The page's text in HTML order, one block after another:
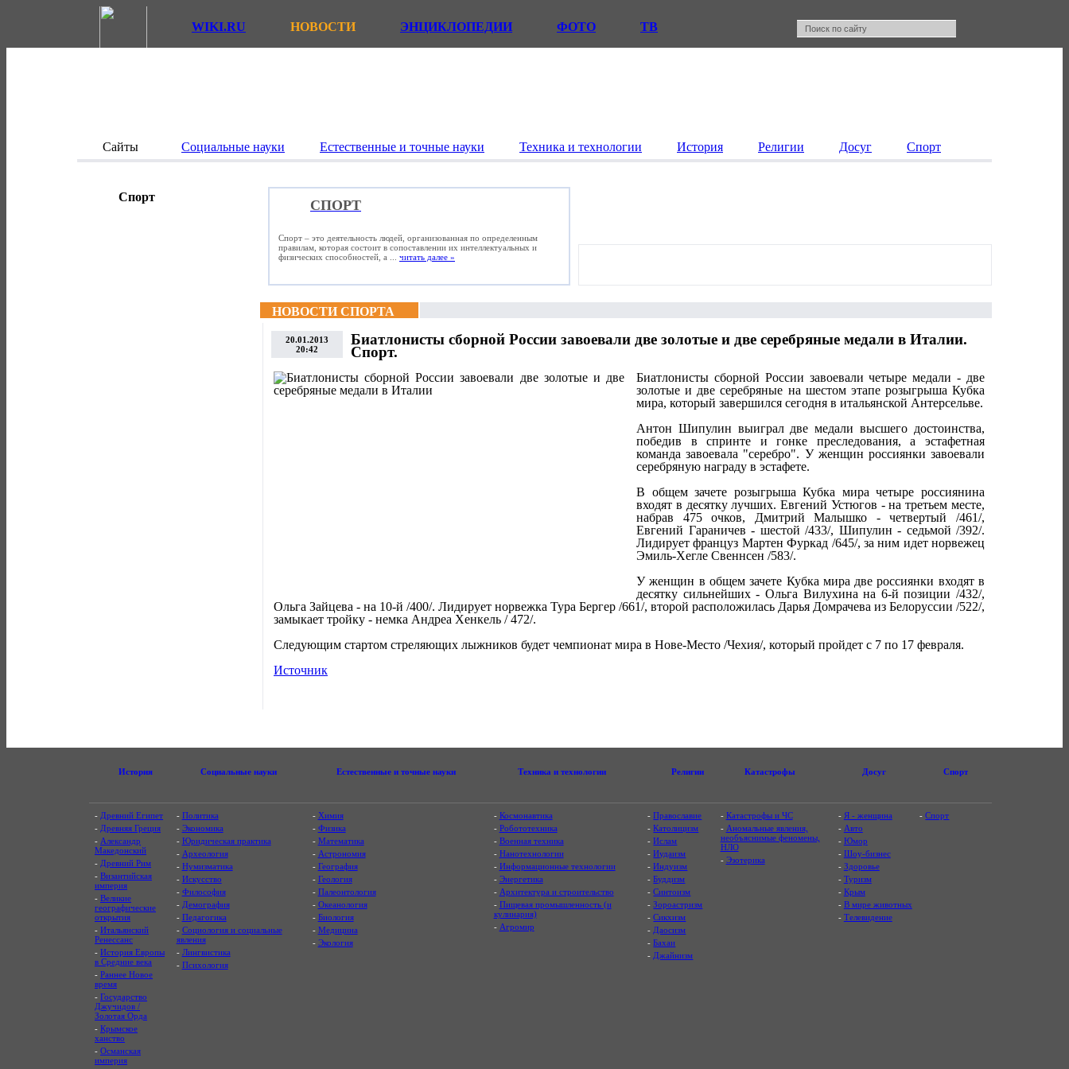
WIKI.RU НОВОСТИ ЭНЦИКЛОПЕДИИ ФОТО ТВ
Сайты Социальные науки Естественные и точные науки Техника и технологии История Религии Досуг Спорт
Спорт
СПОРТ
Спорт – это деятельность людей, организованная по определенным
правилам, которая состоит в сопоставлении их интеллектуальных и
физических способностей, а ... читать далее »
НОВОСТИ СПОРТА
20.01.2013
20:42
Биатлонисты сборной России завоевали две золотые и две серебряные медали в Италии.
Спорт.
Биатлонисты сборной России завоевали четыре медали - две
золотые и две серебряные на шестом этапе розыгрыша Кубка
мира, который завершился сегодня в итальянской Антерсельве.
Антон Шипулин выиграл две медали высшего достоинства,
победив в спринте и гонке преследования, а эстафетная
команда завоевала "серебро". У женщин россиянки завоевали
серебряную награду в эстафете.
В общем зачете розыгрыша Кубка мира четыре россиянина
входят в десятку лучших. Евгений Устюгов - на третьем месте,
набрав 475 очков, Дмитрий Малышко - четвертый /461/,
Евгений Гараничев - шестой /433/, Шипулин - седьмой /392/.
Лидирует француз Мартен Фуркад /645/, за ним идет норвежец
Эмиль-Хегле Свеннсен /583/.
У женщин в общем зачете Кубка мира две россиянки входят в
десятку сильнейших - Ольга Вилухина на 6-й позиции /432/,
Ольга Зайцева - на 10-й /400/. Лидирует норвежка Тура Бергер /661/, второй расположилась Дарья Домрачева из Белоруссии /522/,
замыкает тройку - немка Андреа Хенкель / 472/.
Следующим стартом стреляющих лыжников будет чемпионат мира в Нове-Место /Чехия/, который пройдет с 7 по 17 февраля.
Источник
История Социальные науки Естественные и точные науки Техника и технологии Религии Катастрофы Досуг Спорт
- Древний Египет
- Древняя Греция
- Александр
Македонский
- Древний Рим
- Византийская
империя
- Великие
географические
открытия
- Итальянский
Ренессанс
- История Европы
в Средние века
- Раннее Новое
время
- Государство
Джучидов /
Золотая Орда
- Крымское
ханство
- Османская
империя
- Политика
- Экономика
- Юридическая практика
- Археология
- Нумизматика
- Искусство
- Философия
- Демография
- Педагогика
- Социология и социальные
явления
- Лингвистика
- Психология
- Химия
- Физика
- Математика
- Астрономия
- География
- Геология
- Палеонтология
- Океанология
- Биология
- Медицина
- Экология
- Космонавтика
- Робототехника
- Военная техника
- Нанотехнологии
- Информационные технологии
- Энергетика
- Архитектура и строительство
- Пищевая промышленность (и
кулинария)
- Агромир
-Православие
-Католицизм
-Ислам
-Иудаизм
-Индуизм
-Буддизм
-Синтоизм
-Зороастризм
-Сикхизм
- Даосизм
-Бахаи
- Джайнизм
- Катастрофы и ЧС
- Аномальные явления,
необъяснимые феномены,
НЛО
- Эзотерика
- Я - женщина
- Авто
- Юмор
- Шоу-бизнес
- Здоровье
- Туризм
- Крым
- В мире животных
- Телевидение
-Спорт